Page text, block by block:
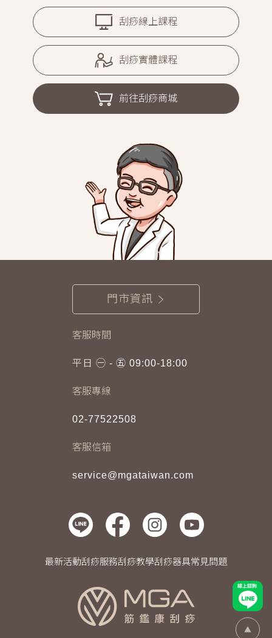
線上諮詢
Go Top
刮痧線上課程
刮痧實體課程
前往刮痧商城
門市資訊
客服時間
平日 ㊀ - ㊄ 09:00-18:00
客服專線
02-77522508
客服信箱
service@mgataiwan.com
最新活動刮痧服務刮痧教學刮痧器具常見問題